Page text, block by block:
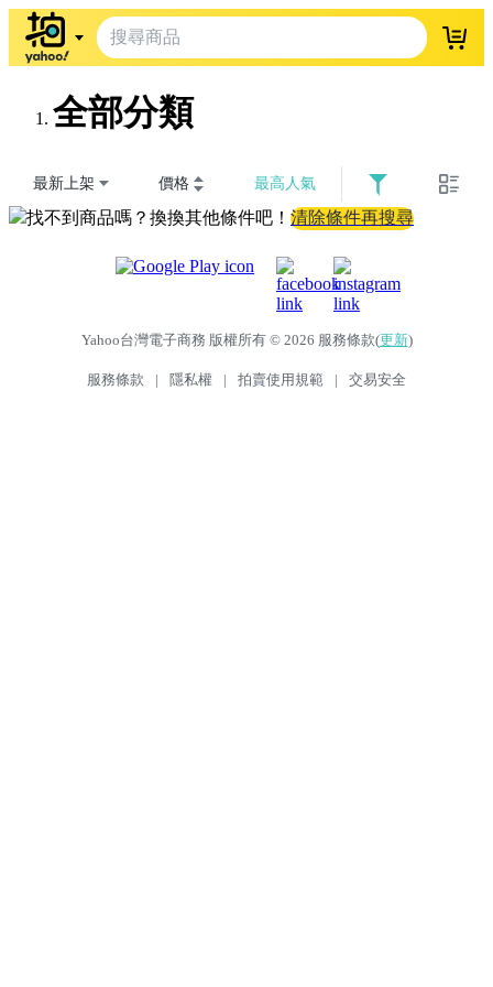
登入
全部分類
最新上架 價格 最高人氣
找不到商品嗎？換換其他條件吧！ 清除條件再搜尋
Yahoo台灣電子商務 版權所有 © 2026 服務條款(更新)
服務條款 | 隱私權 | 拍賣使用規範 | 交易安全